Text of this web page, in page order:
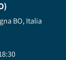
BO, Italia